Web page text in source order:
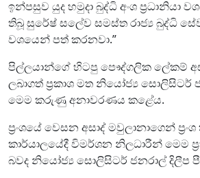
ඉන්පසුව යුද හමුදා බුද්ධි අංශ ප්‍රධානියා
තිබූ සුරේෂ් සලේව සමස්ත රාජ්‍ය බුද්ධි
වශයෙන් පත් කරනවා.”
පිල්ලයාන්ගේ හිටපු පෞද්ගලික ලේකම්
ලබාගත් ප්‍රකාශ මත නියෝජ්‍ය සොලිසිටර්
මෙම කරුණු අනාවරණය කළේය.
ප්‍රංශයේ වෙසන අසාද් මවුලානාගෙන්
කාර්යාලයේදී විමර්ශන නිලධාරීන් මෙම
බවද නියෝජ්‍ය සොලිසිටර් ජනරාල් දිලීප